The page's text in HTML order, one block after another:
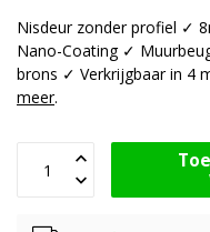
Nisdeur zonder profiel ✓
Nano-Coating ✓
brons ✓ Verkrijgbaar in 4
meer.